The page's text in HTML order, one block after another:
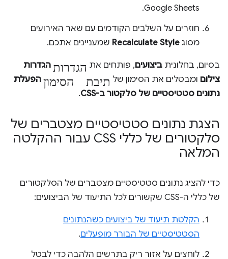
Google Sheets.
חוזרים על השלבים הקודמים עם שאר האירועים
מסוג Recalculate Style שמעניינים אתכם.
בסיום, בחלונית ביצועים, פותחים את הגדרות הגדרות
צילום ומבטלים את הסימון של תיבת הסימון הפעלת
נתונים סטטיסטיים של סלקטור ב-CSS
.
הצגת נתונים סטטיסטיים מצטברים של
סלקטורים של כללי CSS עבור ההקלטה
המלאה
כדי להציג נתונים סטטיסטיים מצטברים של הסלקטורים
של כללי ה-CSS שקשורים לכל התיעוד של הביצועים:
הקלטת תיעוד של ביצועים כשהנתונים
הסטטיסטיים של הבורר מופעלים.
לוחצים על אזור ריק בתרשים הלהבה כדי לבטל